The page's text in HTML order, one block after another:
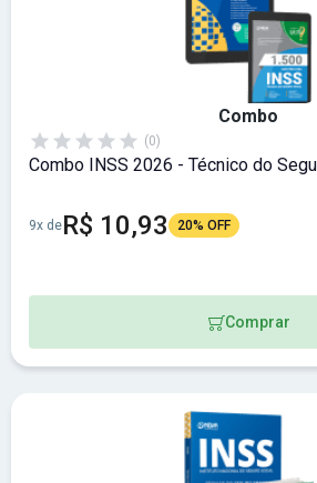
Combo
(0)
Combo INSS 2026 - Técnico do
9x deR$ 10,93 20% OFF
Comprar